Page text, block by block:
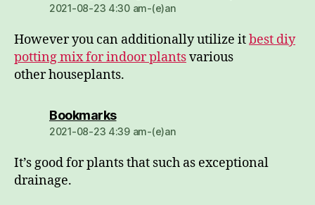
2021-08-23 4:30 am-(e)an
However you can additionally utilize itbest diy
potting mix for indoor plantsvarious
other houseplants.
Bookmarksdio:
2021-08-23 4:39 am-(e)an
It’s good for plants that such as exceptional
drainage.